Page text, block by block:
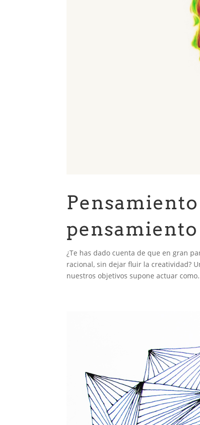
¿Te has dado cuenta de que en gran
racional, sin dejar fluir la creatividad?
nuestros objetivos supone actuar